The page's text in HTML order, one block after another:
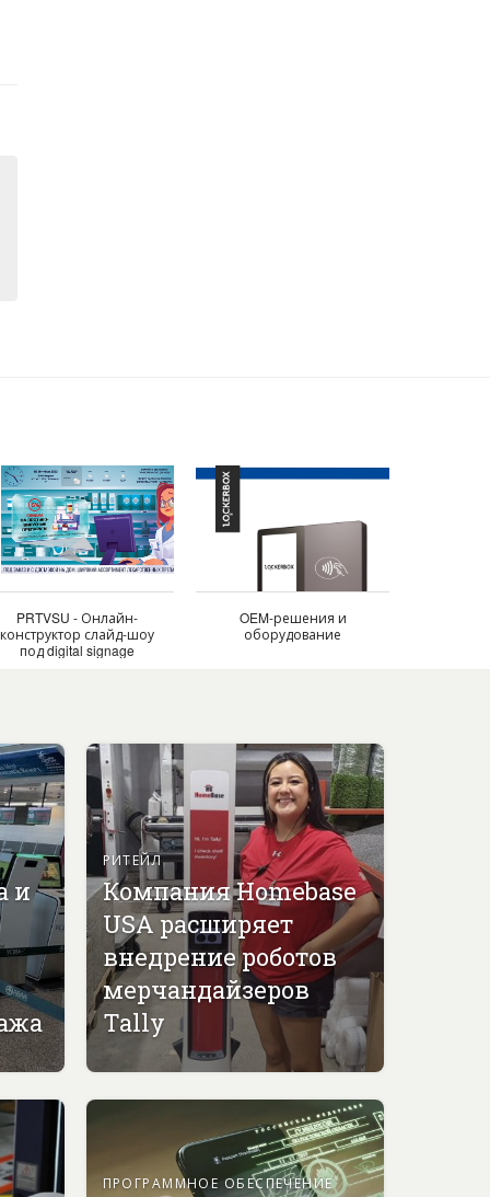
PRTVSU - Онлайн-
конструктор слайд-шоу
под digital signage
OEM-решения и
оборудование
и
РИТЕЙЛ
Компания Homebase
USA расширяет
внедрение роботов
мерчандайзеров
Tally
ПРОГРАММНОЕ ОБЕСПЕЧЕНИЕ